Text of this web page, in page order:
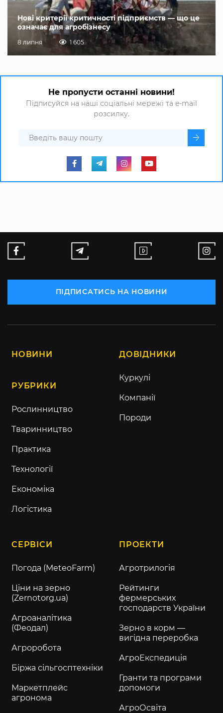
Нові критерії критичності підприємств — що це
означає для агробізнесу
8 липня 1 605
Не пропусти останні новини!
Підписуйся на наші соціальні мережі та e-mail
розсилку.
ПІДПИСАТИСЬ НА НОВИНИ
НОВИНИ
РУБРИКИ
Рослинництво
Тваринництво
Практика
Технології
Економіка
Логістика
ДОВІДНИКИ
Куркулі
Компанії
Породи
СЕРВІСИ
Погода (MeteoFarm)
Ціни на зерно
(Zernotorg.ua)
Агроаналітика
(Феодал)
Агроробота
Біржа сільгосптехніки
Маркетплейс
агронома
ПРОЕКТИ
Агротрилогія
Рейтинги
фермерських
господарств України
Зерно в корм —
вигідна переробка
АгроЕкспедиція
Гранти та програми
допомоги
АгроОсвіта